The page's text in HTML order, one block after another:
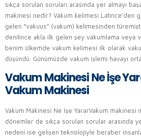
sıkça sorulan soruları arasında yer almayı
makinesi nedir? Vakum kelimesi Latince’den
gelen “vakuus” (vakum) kelimesinden
denilince akla ilk gelen şey vakumlama veya
benim ülkemde vakum kelimesi ilk olarak
düşündü. Günümüzde vakum işlemi havayı
Vakum Makinesi Ne İşe
Vakum Makinesi
Vakum Makinesi Ne İşe YararVakum makinesi
dönemler de sıkça sorulan sorular arasında
nedeni ise gelişen teknolojiyle beraber